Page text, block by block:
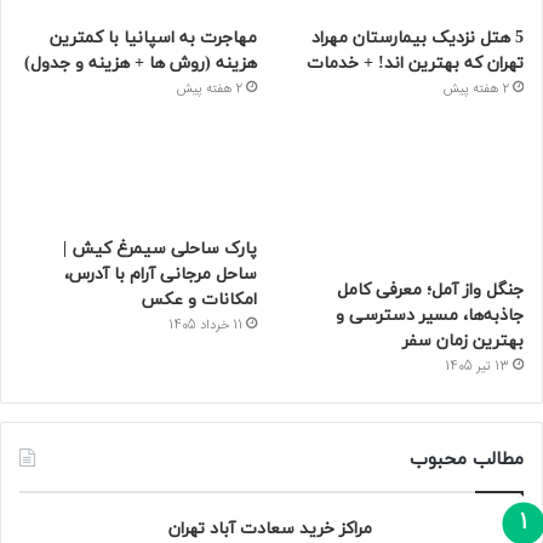
5 هتل نزدیک بیمارستان مهراد
تهران که بهترین‌ اند! + خدمات
2 هفته پیش
مهاجرت به اسپانیا با کمترین
هزینه (روش ها + هزینه و جدول)
2 هفته پیش
جنگل واز آمل؛ معرفی کامل
جاذبه‌ها، مسیر دسترسی و
بهترین زمان سفر
13 تیر 1405
پارک ساحلی سیمرغ کیش |
ساحل مرجانی آرام با آدرس،
امکانات و عکس
11 خرداد 1405
مطالب محبوب
مراکز خرید سعادت‌ آباد تهران